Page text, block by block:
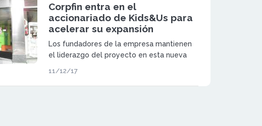
Corpfin entra en el
accionariado de Kids&Us para
acelerar su expansión
Los fundadores de la empresa mantienen
el liderazgo del proyecto en esta nueva
accionistas y manteniendo sus cargos
directivos
11/12/17